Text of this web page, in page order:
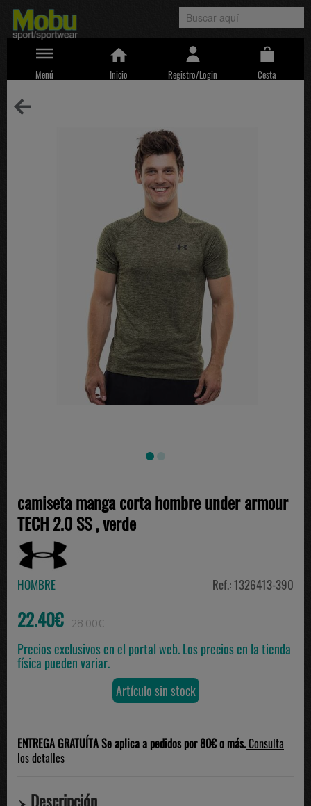
Menú Inicio Registro/Login Cesta
camiseta manga corta hombre under armour
TECH 2.0 SS , verde
HOMBRE Ref.: 1326413-390
22.40€ 28.00€
Precios exclusivos en el portal web. Los precios en la tienda
física pueden variar.
Artículo sin stock
ENTREGA GRATUÍTA Se aplica a pedidos por 80€ o más.Consulta
los detalles
Descripción